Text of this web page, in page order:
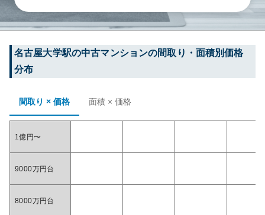
名古屋大学駅の中古マンションの間取り・面積別価格
分布
間取り × 価格 面積 × 価格
1億円〜
9000万円台
8000万円台